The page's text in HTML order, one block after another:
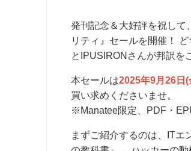
発刊記念＆大好評を祝して
リティ』セールを開催！
とIPUSIRONさんが邦訳を
本セールは2025年9月26日
買い求めくださいませ。
※Manatee限定、PDF・
まずご紹介するのは、ITエ